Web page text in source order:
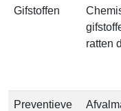
Gifstoffen
ratten
Preventieve